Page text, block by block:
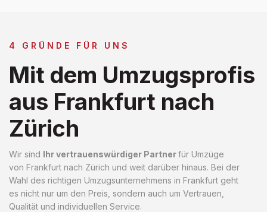
4 GRÜNDE FÜR UNS
Mit dem Umzugsprofis
aus Frankfurt nach
Zürich
Wir sind Ihr vertrauenswürdiger Partnerfür Umzüge
von Frankfurt nach Zürich und weit darüber hinaus. Bei der
Wahl des richtigen Umzugsunternehmens in Frankfurt geht
es nicht nur um den Preis, sondern auch um Vertrauen,
Qualität und individuellen Service.